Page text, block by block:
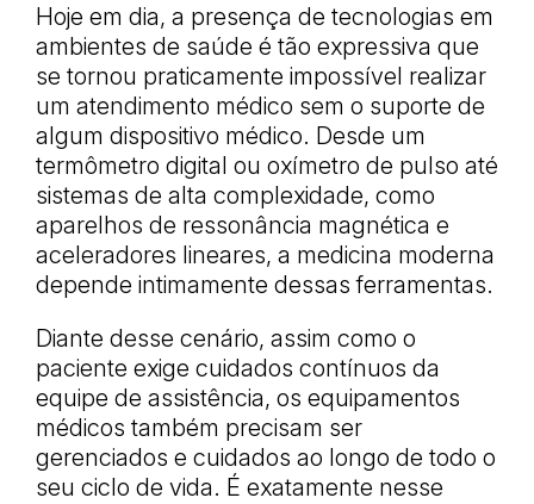
Hoje em dia, a presença de tecnologias em
ambientes de saúde é tão expressiva que
se tornou praticamente impossível realizar
um atendimento médico sem o suporte de
algum dispositivo médico. Desde um
termômetro digital ou oxímetro de pulso até
sistemas de alta complexidade, como
aparelhos de ressonância magnética e
aceleradores lineares, a medicina moderna
depende intimamente dessas ferramentas.
Diante desse cenário, assim como o
paciente exige cuidados contínuos da
equipe de assistência, os equipamentos
médicos também precisam ser
gerenciados e cuidados ao longo de todo o
seu ciclo de vida. É exatamente nesse